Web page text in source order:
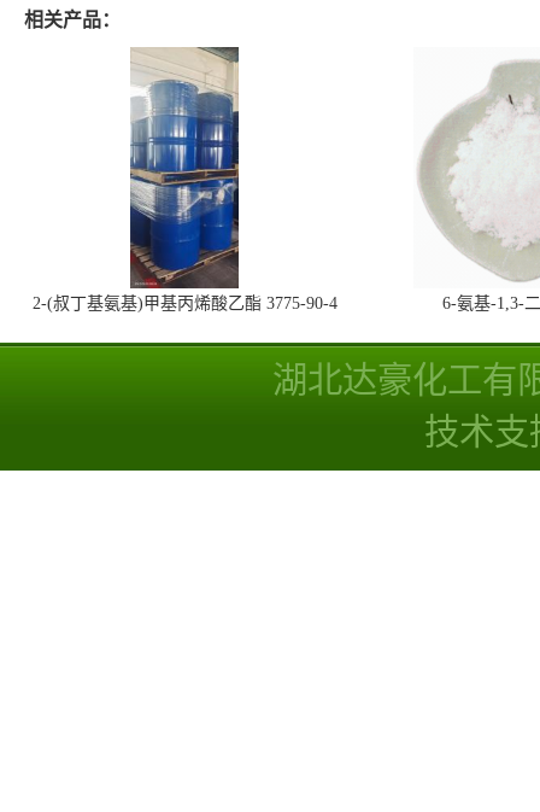
相关产品：
2-(叔丁基氨基)甲基丙烯酸乙酯 3775-90-4 6-氨基-1,3-
湖北达豪化工有
技术